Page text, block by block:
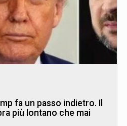
fa un passo indietro. Il
più lontano che mai